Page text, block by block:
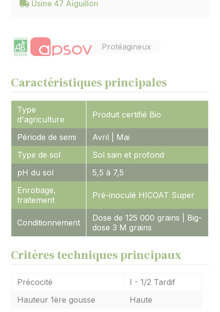
Usine 47 Aiguillon
Protéagineux
Caractéristiques principales
Type
d'agriculture
Produit certifié Bio
Période de semi
Avril | Mai
Type de sol
Sol sain et profond
pH du sol
5,5 à 7,5
Enrobage,
traitement
Pré-inoculé HICOAT Super
Conditionnement
Dose de 125 000 grains | Big-
dose 3 M grains
Critères techniques principaux
Précocité
I - 1/2 Tardif
Hauteur 1ère gousse
Haute